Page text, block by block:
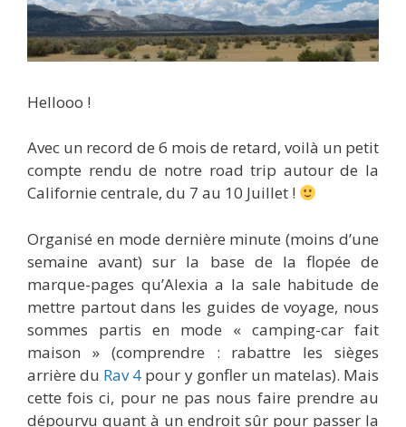
Hellooo !
Avec un record de 6 mois de retard, voilà un petit
compte rendu de notre road trip autour de la
Californie centrale, du 7 au 10 Juillet !
Organisé en mode dernière minute (moins d’une
semaine avant) sur la base de la flopée de
marque-pages qu’Alexia a la sale habitude de
mettre partout dans les guides de voyage, nous
sommes partis en mode « camping-car fait
maison » (comprendre : rabattre les sièges
arrière du Rav 4 pour y gonfler un matelas). Mais
cette fois ci, pour ne pas nous faire prendre au
dépourvu quant à un endroit sûr pour passer la